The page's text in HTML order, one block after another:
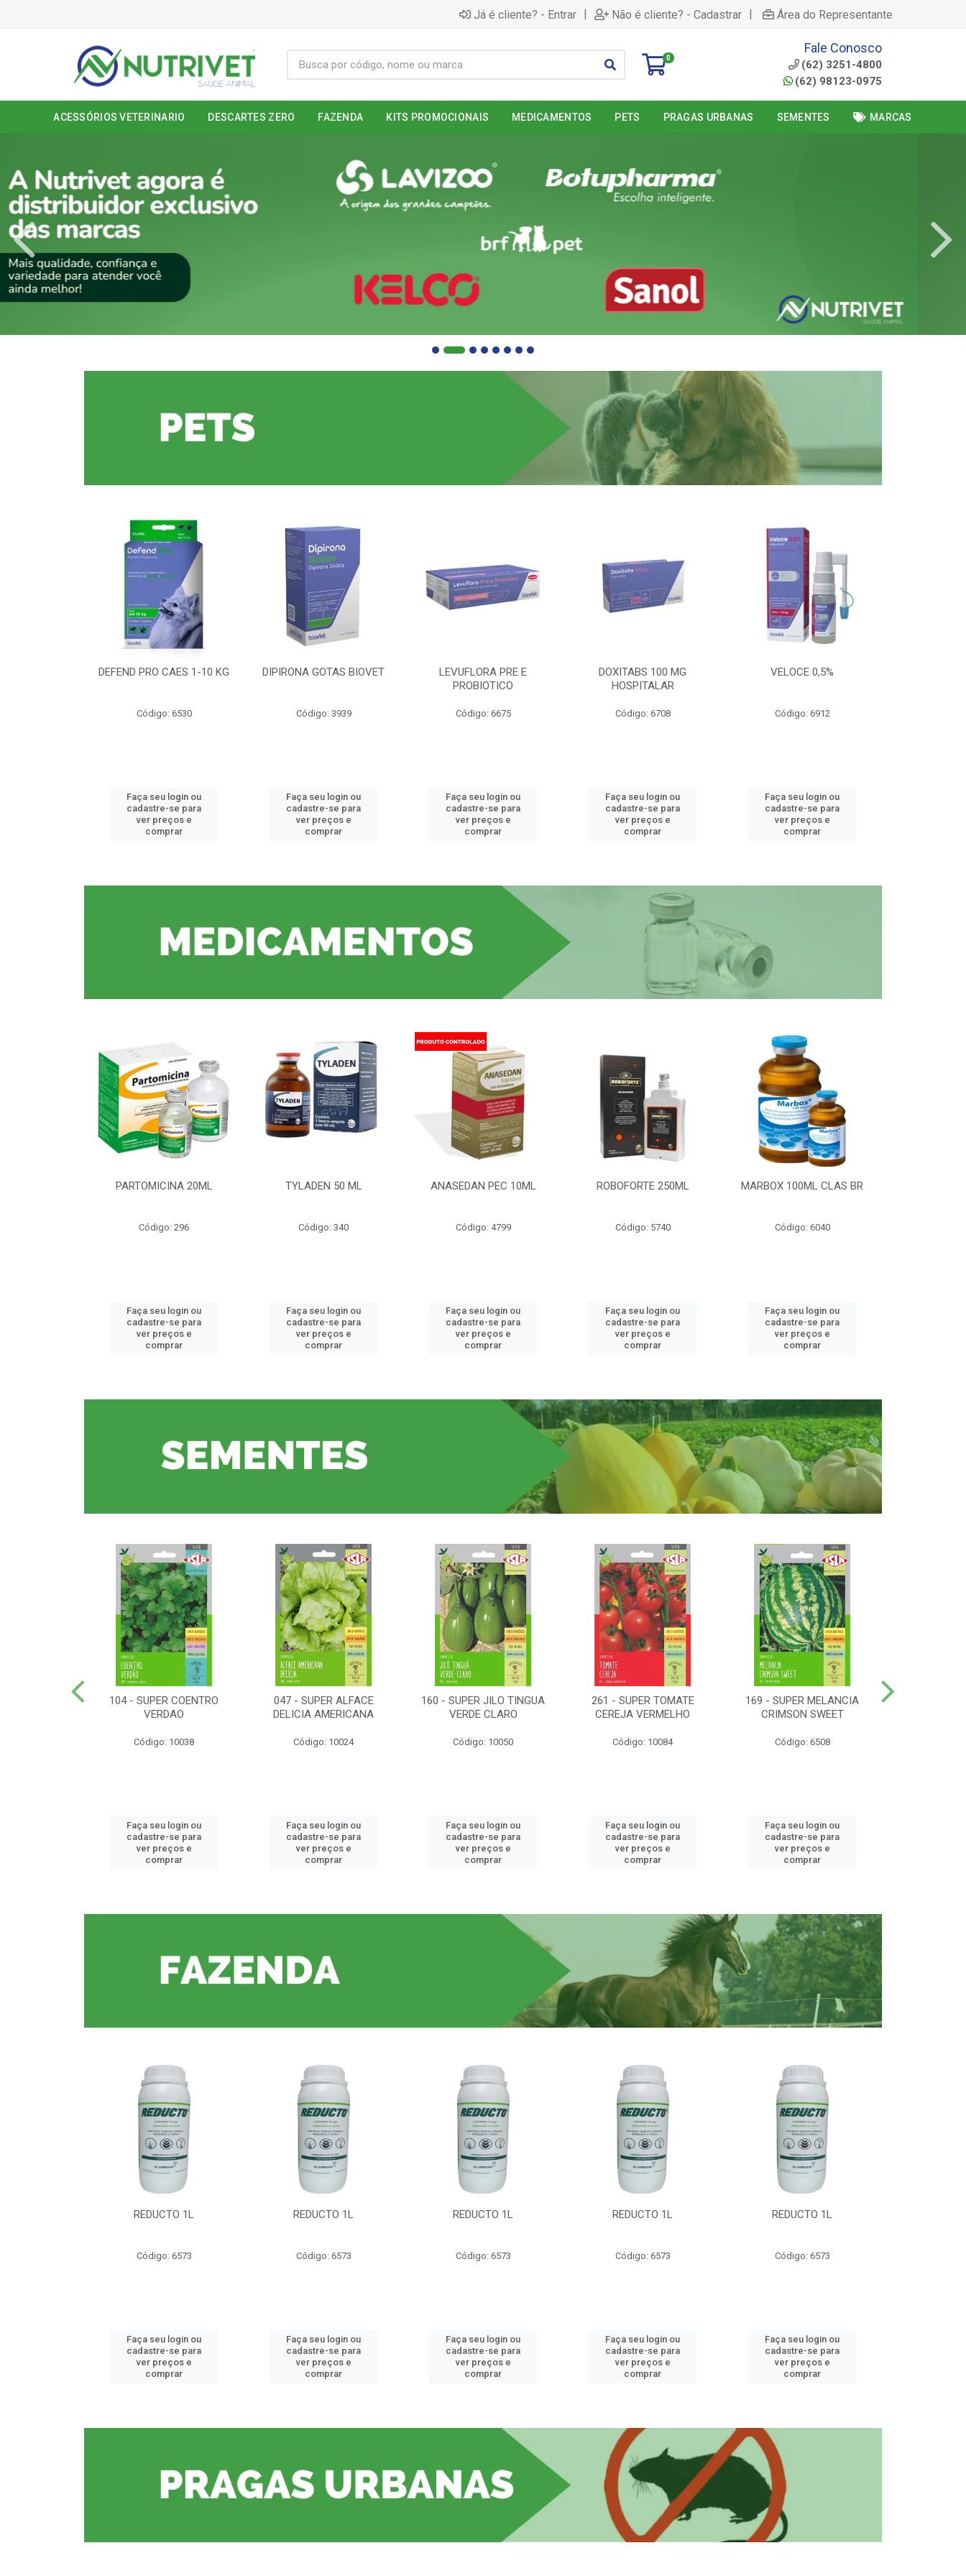
Já é cliente? - Entrar | Não é cliente? - Cadastrar | Área do Representante
0
Fale Conosco
(62) 3251-4800
(62) 98123-0975
ACESSÓRIOS VETERINARIO DESCARTES ZERO FAZENDA KITS PROMOCIONAIS MEDICAMENTOS PETS PRAGAS URBANAS SEMENTES MARCAS
DEFEND PRO CAES 1-10 KG
Código: 6530
Faça seu login ou
cadastre-se para
ver preços e
comprar
DIPIRONA GOTAS BIOVET
Código: 3939
Faça seu login ou
cadastre-se para
ver preços e
comprar
LEVUFLORA PRE E
PROBIOTICO
Código: 6675
Faça seu login ou
cadastre-se para
ver preços e
comprar
DOXITABS 100 MG
HOSPITALAR
Código: 6708
Faça seu login ou
cadastre-se para
ver preços e
comprar
VELOCE 0,5%
Código: 6912
Faça seu login ou
cadastre-se para
ver preços e
comprar
PARTOMICINA 20ML
Código: 296
Faça seu login ou
cadastre-se para
ver preços e
comprar
TYLADEN 50 ML
Código: 340
Faça seu login ou
cadastre-se para
ver preços e
comprar
ANASEDAN PEC 10ML
Código: 4799
Faça seu login ou
cadastre-se para
ver preços e
comprar
ROBOFORTE 250ML
Código: 5740
Faça seu login ou
cadastre-se para
ver preços e
comprar
MARBOX 100ML CLAS BR
Código: 6040
Faça seu login ou
cadastre-se para
ver preços e
comprar
104 - SUPER COENTRO
VERDAO
Código: 10038
Faça seu login ou
cadastre-se para
ver preços e
comprar
047 - SUPER ALFACE
DELICIA AMERICANA
Código: 10024
Faça seu login ou
cadastre-se para
ver preços e
comprar
160 - SUPER JILO TINGUA
VERDE CLARO
Código: 10050
Faça seu login ou
cadastre-se para
ver preços e
comprar
261 - SUPER TOMATE
CEREJA VERMELHO
Código: 10084
Faça seu login ou
cadastre-se para
ver preços e
comprar
169 - SUPER MELANCIA
CRIMSON SWEET
Código: 6508
Faça seu login ou
cadastre-se para
ver preços e
comprar
REDUCTO 1L
Código: 6573
Faça seu login ou
cadastre-se para
ver preços e
comprar
REDUCTO 1L
Código: 6573
Faça seu login ou
cadastre-se para
ver preços e
comprar
REDUCTO 1L
Código: 6573
Faça seu login ou
cadastre-se para
ver preços e
comprar
REDUCTO 1L
Código: 6573
Faça seu login ou
cadastre-se para
ver preços e
comprar
REDUCTO 1L
Código: 6573
Faça seu login ou
cadastre-se para
ver preços e
comprar